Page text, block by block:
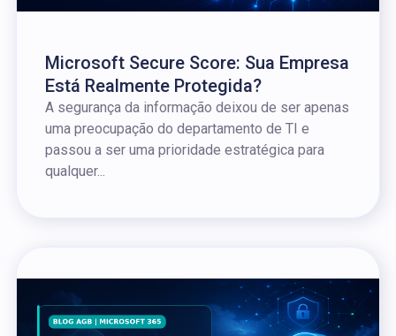
Microsoft Secure Score: Sua Empresa
Está Realmente Protegida?
A segurança da informação deixou de ser apenas
uma preocupação do departamento de TI e
passou a ser uma prioridade estratégica para
qualquer...